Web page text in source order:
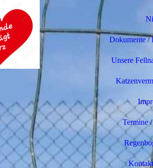
Dokumente /
Unsere
Termine
Kontakt